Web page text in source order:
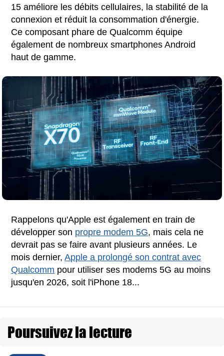
15 améliore les débits cellulaires, la stabilité de la
connexion et réduit la consommation d'énergie.
Ce composant phare de Qualcomm équipe
également de nombreux smartphones Android
haut de gamme.
Rappelons qu'Apple est également en train de
développer son propre modem 5G, mais cela ne
devrait pas se faire avant plusieurs années. Le
mois dernier,Apple a prolongé son contrat avec
Qualcomm pour utiliser ses modems 5G au moins
jusqu'en 2026, soit l'iPhone 18...
Poursuivez la lecture